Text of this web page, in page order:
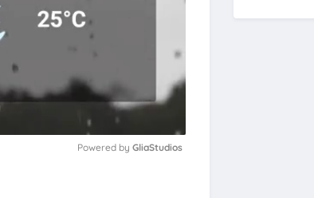
Powered by GliaStudios